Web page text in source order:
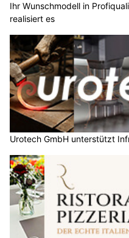
Ihr Wunschmodell in
realisiert es
Urotech GmbH unterstützt